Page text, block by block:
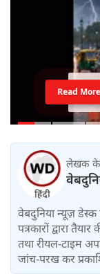
Read More
लेखक के
वेबदुनिया न्यूज़ डेस्क
पत्रकारों द्वारा
तथा रीयल-टाइम
जांच-परख कर